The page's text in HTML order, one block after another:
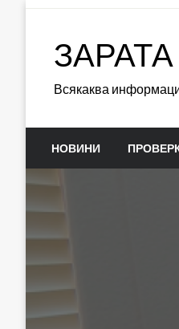
ЗАРАТА
Всякаква
НОВИНИ